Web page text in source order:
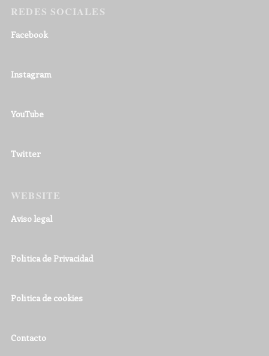
REDES SOCIALES
Facebook
Instagram
YouTube
Twitter
WEBSITE
Aviso legal
Política de Privacidad
Política de cookies
Contacto